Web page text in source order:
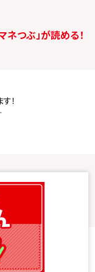
つぶ」が読める！
！